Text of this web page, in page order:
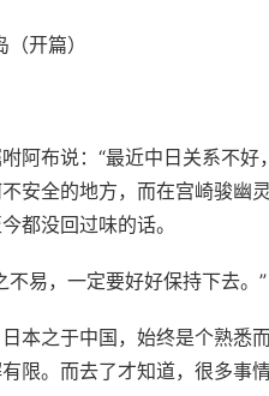
开篇）
阿布说：“最近中日关系不
安全的地方，而在宫崎骏幽
都没回过味的话。
易，一定要好好保持下去。”
本之于中国，始终是个熟悉
限。而去了才知道，很多事